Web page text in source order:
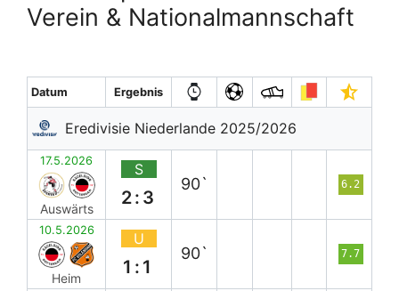
Verein & Nationalmannschaft
Datum Ergebnis
Eredivisie Niederlande 2025/2026
17.5.2026
Auswärts
S
2:3
90` 6.2
10.5.2026
Heim
U
1:1
90` 7.7